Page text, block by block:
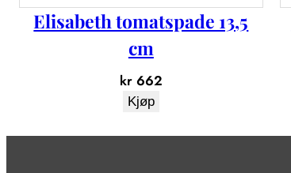
Elisabeth tomatspade 13,5
cm
kr662
Kjøp